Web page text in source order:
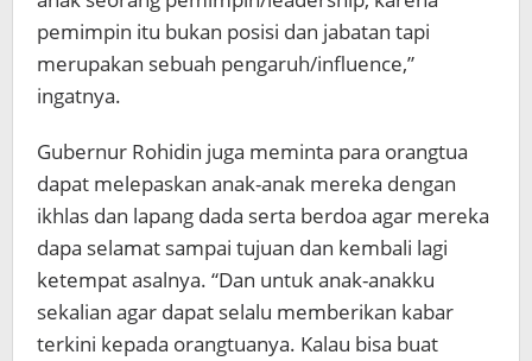
pemimpin itu bukan posisi dan jabatan tapi
merupakan sebuah pengaruh/influence,”
ingatnya.
Gubernur Rohidin juga meminta para orangtua
dapat melepaskan anak-anak mereka dengan
ikhlas dan lapang dada serta berdoa agar mereka
dapa selamat sampai tujuan dan kembali lagi
ketempat asalnya. “Dan untuk anak-anakku
sekalian agar dapat selalu memberikan kabar
terkini kepada orangtuanya. Kalau bisa buat